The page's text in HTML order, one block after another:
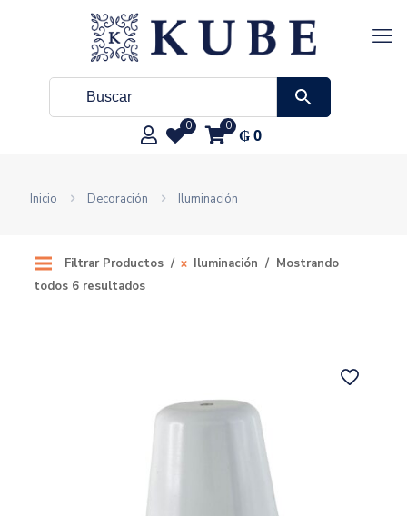
0 0 ₲0
Inicio Decoración Iluminación
Filtrar Productos Iluminación
Mostrando
todos 6 resultados